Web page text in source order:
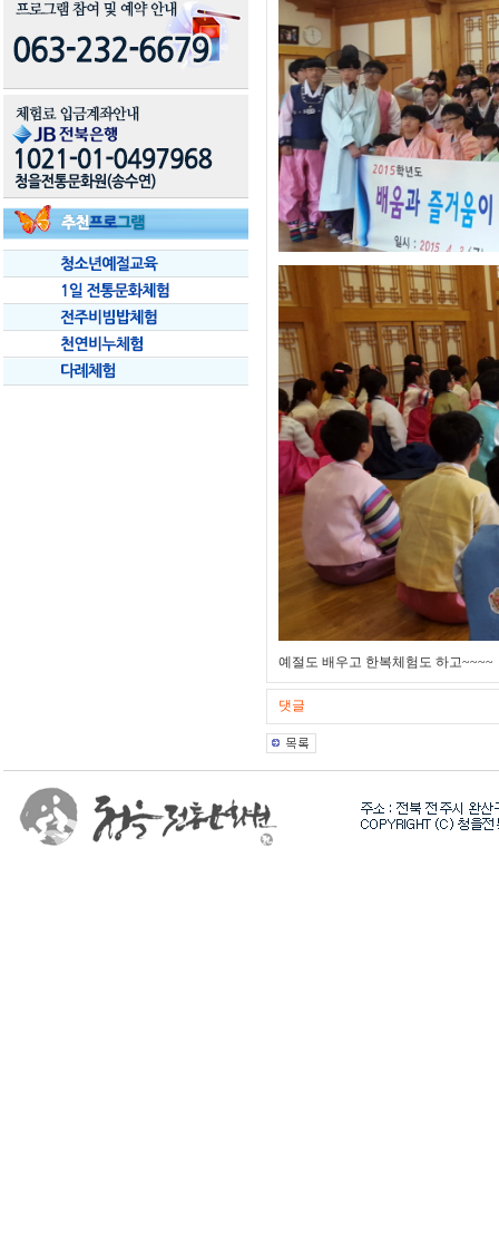
예절도 배우고 한복체험도 하고~~~~
댓글